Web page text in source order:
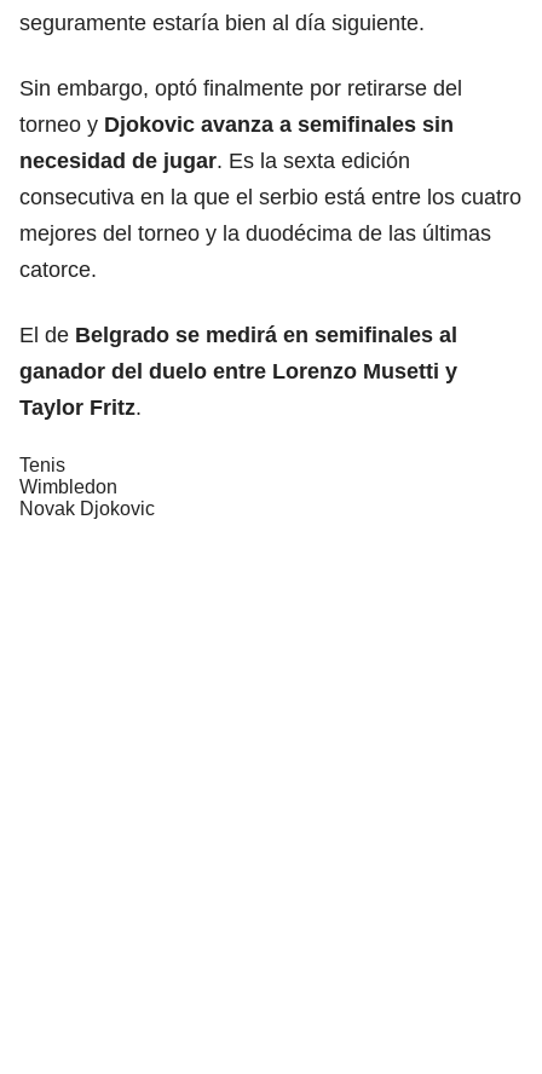
seguramente estaría bien al día siguiente.
Sin embargo, optó finalmente por retirarse del
torneo y Djokovic avanza a semifinales sin
necesidad de jugar. Es la sexta edición
consecutiva en la que el serbio está entre los cuatro
mejores del torneo y la duodécima de las últimas
catorce.
El de Belgrado se medirá en semifinales al
ganador del duelo entre Lorenzo Musetti y
Taylor Fritz.
Tenis
Wimbledon
Novak Djokovic